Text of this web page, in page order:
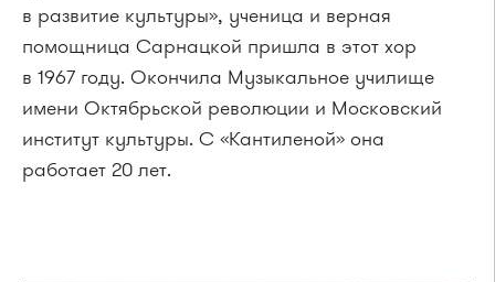
в развитие культуры», ученица и верная
помощница Сарнацкой пришла в этот хор
в 1967 году. Окончила Музыкальное училище
имени Октябрьской революции и Московский
институт культуры. С «Кантиленой» она
работает 20 лет.